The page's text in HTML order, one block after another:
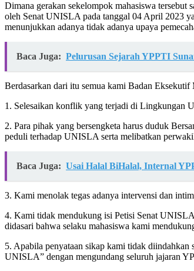
Dimana gerakan sekelompok mahasiswa
oleh Senat UNISLA pada tanggal 04 April 2023
menunjukkan adanya tidak adanya upaya
Baca Juga: Pelurusan Sejarah YPPTI
Berdasarkan dari itu semua kami Badan
1. Selesaikan konflik yang terjadi di Lingkungan
2. Para pihak yang bersengketa harus duduk
peduli terhadap UNISLA serta melibatkan
Baca Juga: Usai Halal BiHalal, Internal
3. Kami menolak tegas adanya intervensi dan
4. Kami tidak mendukung isi Petisi Senat
didasari bahwa selaku mahasiswa kami
5. Apabila penyataan sikap kami tidak diindahkan
UNISLA” dengan mengundang seluruh jajaran